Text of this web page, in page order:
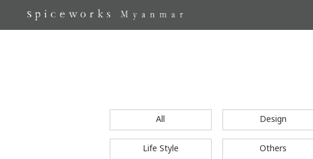
All Design
Life Style
Others